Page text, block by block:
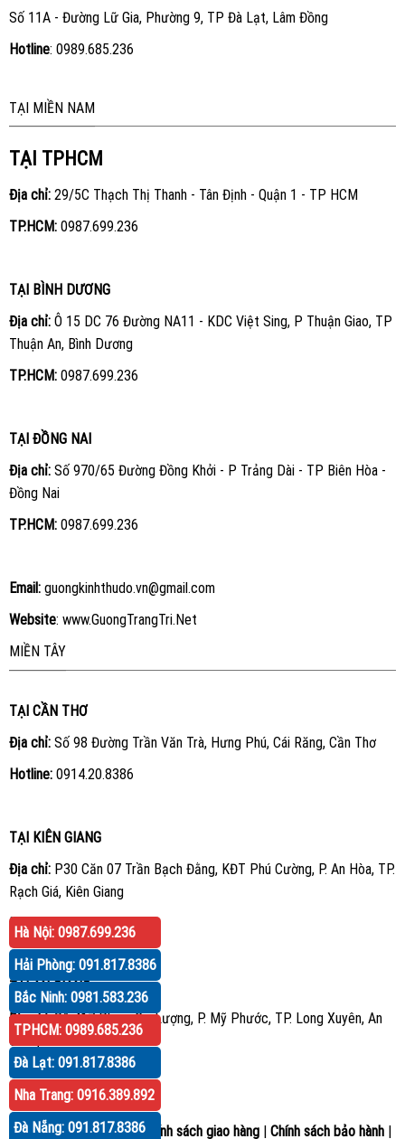
Số 11A - Đường Lữ Gia, Phường 9, TP Đà Lạt, Lâm Đồng
Hotline: 0989.685.236
TẠI MIỀN NAM
TẠI TPHCM
Địa chỉ:29/5C Thạch Thị Thanh - Tân Định - Quận 1 - TP HCM
TP.HCM: 0987.699.236
TẠI BÌNH DƯƠNG
Địa chỉ:Ô 15 DC 76 Đường NA11 - KDC Việt Sing, P Thuận Giao, TP
Thuận An, Bình Dương
TP.HCM: 0987.699.236
TẠI ĐỒNG NAI
Địa chỉ:Số 970/65 Đường Đồng Khởi - P Trảng Dài - TP Biên Hòa -
Đồng Nai
TP.HCM: 0987.699.236
Email:guongkinhthudo.vn@gmail.com
Website: www.GuongTrangTri.Net
MIỀN TÂY
TẠI CẦN THƠ
Địa chỉ:Số 98 Đường Trần Văn Trà, Hưng Phú, Cái Răng, Cần Thơ
Hotline: 0914.20.8386
TẠI KIÊN GIANG
Địa chỉ:P30 Căn 07 Trần Bạch Đằng, KĐT Phú Cường, P. An Hòa, TP.
Rạch Giá, Kiên Giang
Hotline: 0914.20.8386
TẠI AN GIANG
Địa chỉ:Số 417 Phạm Cự Lượng, P. Mỹ Phước, TP. Long Xuyên, An
Giang
Hotline: 0914.20.8386
Hướng dẫn mua hàng|Chính sách giao hàng | Chính sách bảo hành |
Hà Nội: 0987.699.236
Hải Phòng: 091.817.8386
Bắc Ninh: 0981.583.236
TPHCM: 0989.685.236
Đà Lạt: 091.817.8386
Nha Trang: 0916.389.892
Đà Nẵng: 091.817.8386